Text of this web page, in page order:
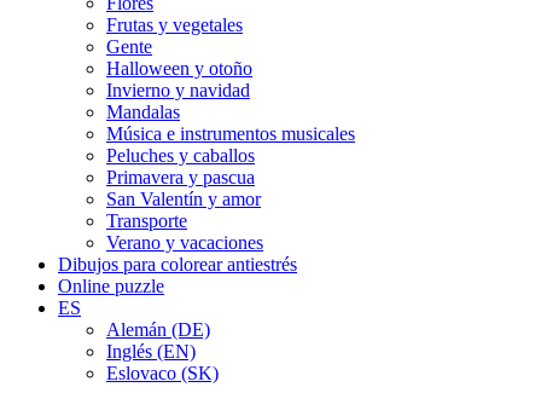
Frutas y vegetales
Gente
Halloween y otoño
Invierno y navidad
Mandalas
Música e instrumentos musicales
Peluches y caballos
Primavera y pascua
San Valentín y amor
Transporte
Verano y vacaciones
Dibujos para colorear antiestrés
Online puzzle
ES
Alemán (DE)
Inglés (EN)
Eslovaco (SK)